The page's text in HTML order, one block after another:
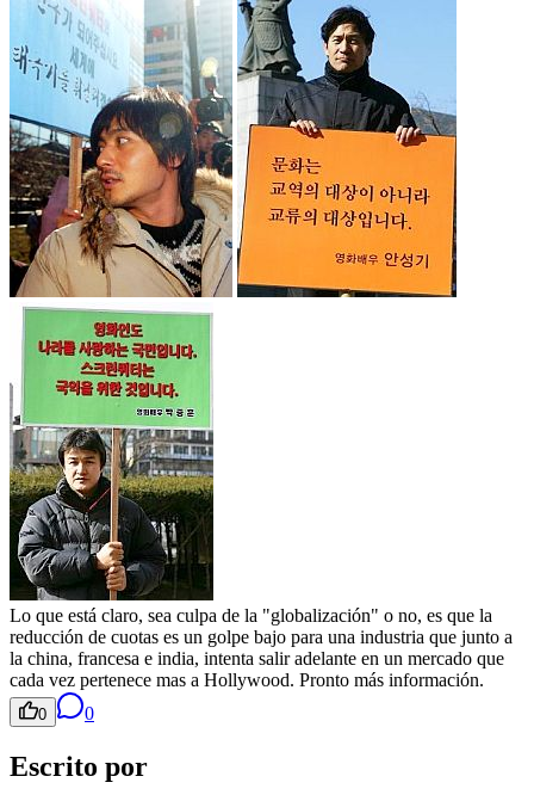
Lo que está claro, sea culpa de la "globalización" o no, es que la
reducción de cuotas es un golpe bajo para una industria que junto a
la china, francesa e india, intenta salir adelante en un mercado que
cada vez pertenece mas a Hollywood. Pronto más información.
0 0
Escrito por